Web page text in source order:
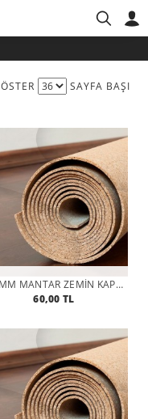
HESABIM ÜYE GIRIŞI
SAYFA BAŞI
0.3MM MANTAR ZEMIN KAPLAMASI
60,00 TL